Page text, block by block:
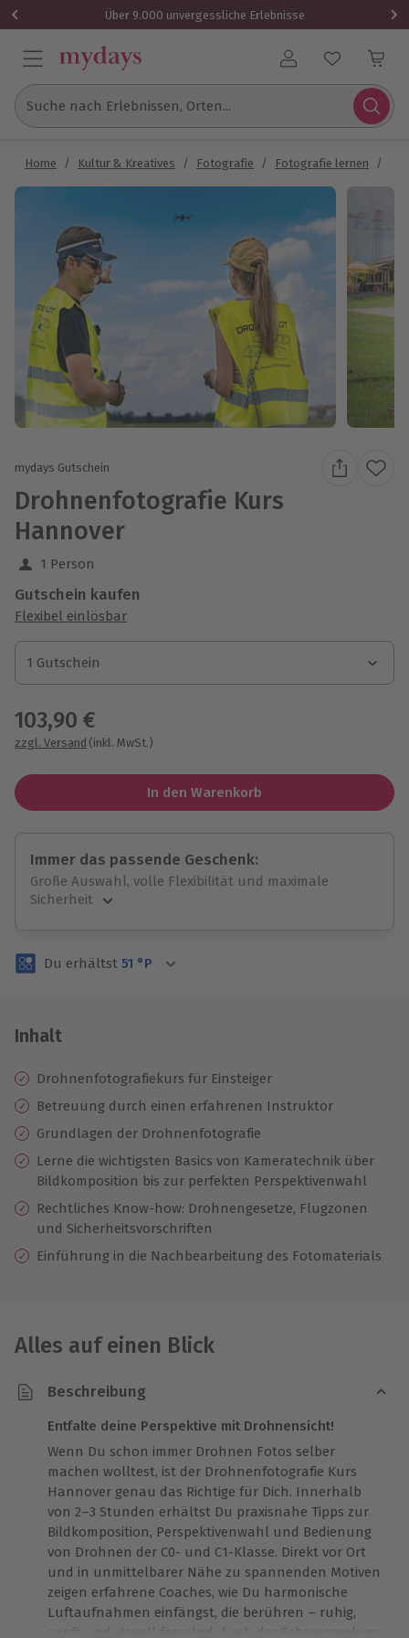
Über 9.000 unvergessliche Erlebnisse
Benutzerkonto
Suche nach Erlebnissen, Orten...
Home / Kultur & Kreatives / Fotografie / Fotografie lernen /
mydays Gutschein
Drohnenfotografie Kurs
Hannover
1 Person
Gutschein kaufen
Flexibel einlösbar
1 Gutschein
1 Gutschein
1 Gutschein
103,90 €
zzgl. Versand (inkl. MwSt.)
In den Warenkorb
Immer das passende Geschenk:
Große Auswahl, volle Flexibilität und maximale
Sicherheit
Volle Flexibilität
3 Jahre gültig & verlängerbar.
Du erhältst 51 °P
Inhalt
Drohnenfotografiekurs für Einsteiger
Betreuung durch einen erfahrenen Instruktor
Grundlagen der Drohnenfotografie
Lerne die wichtigsten Basics von Kameratechnik über
Bildkomposition bis zur perfekten Perspektivenwahl
Rechtliches Know-how: Drohnengesetze, Flugzonen
und Sicherheitsvorschriften
Einführung in die Nachbearbeitung des Fotomaterials
Alles auf einen Blick
Beschreibung
Entfalte deine Perspektive mit Drohnensicht!
Wenn Du schon immer Drohnen Fotos selber
machen wolltest, ist der Drohnenfotografie Kurs
Hannover genau das Richtige für Dich. Innerhalb
von 2–3 Stunden erhältst Du praxisnahe Tipps zur
Bildkomposition, Perspektivenwahl und Bedienung
von Drohnen der C0- und C1-Klasse. Direkt vor Ort
und in unmittelbarer Nähe zu spannenden Motiven
zeigen erfahrene Coaches, wie Du harmonische
Luftaufnahmen einfängst, die berühren – ruhig,
sanft und visuell fesselnd. Auch der Schnupperkurs